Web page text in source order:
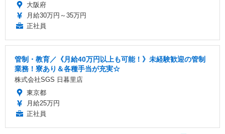
大阪府
月給30万円～35万円
正社員
管制・教育／《月給40万円以上も可能！》未経験歓迎の管制
業務！寮あり＆各種手当が充実☆
株式会社SGS 日暮里店
東京都
月給25万円
正社員